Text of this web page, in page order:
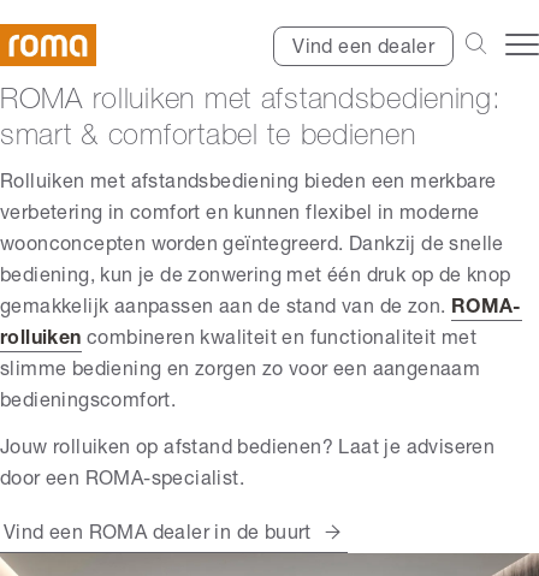
Vind een dealer
ROMA rolluiken met afstandsbediening:
smart & comfortabel te bedienen
Rolluiken met afstandsbediening bieden een merkbare
verbetering in comfort en kunnen flexibel in moderne
woonconcepten worden geïntegreerd. Dankzij de snelle
bediening, kun je de zonwering met één druk op de knop
gemakkelijk aanpassen aan de stand van de zon. ROMA-
rolluiken combineren kwaliteit en functionaliteit met
slimme bediening en zorgen zo voor een aangenaam
bedieningscomfort.
Jouw rolluiken op afstand bedienen? Laat je adviseren
door een ROMA-specialist.
Vind een ROMA dealer in de buurt